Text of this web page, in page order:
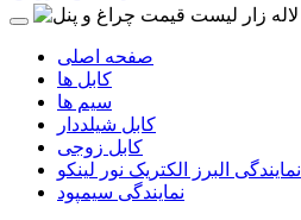
صفحه اصلی
کابل ها
سیم ها
کابل شیلددار
کابل زوجی
نمایندگی البرز الکتریک نور لینکو
نمایندگی سیمپود